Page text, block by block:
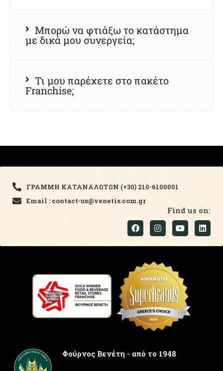
Μπορώ να φτιάξω το κατάστημα
με δικά μου συνεργεία;
Τι μου παρέχετε στο πακέτο
Franchise;
ΓΡΑΜΜΗ ΚΑΤΑΝΑΛΩΤΩΝ (+30) 210-6100001
Email : contact-us@venetis.com.gr
Find us on:
Φούρνος Βενέτη - από το 1948